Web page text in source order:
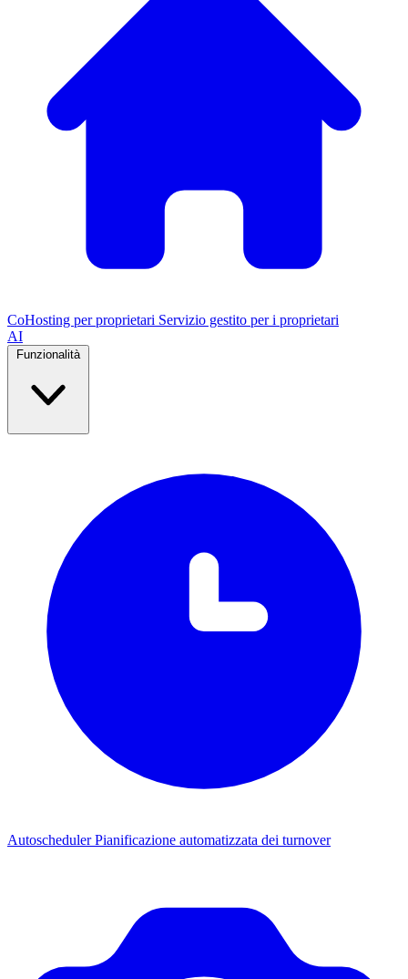
CoHosting per proprietari Servizio gestito per i proprietari
AI
Funzionalità
AutoschedulerPianificazione automatizzata dei turnover